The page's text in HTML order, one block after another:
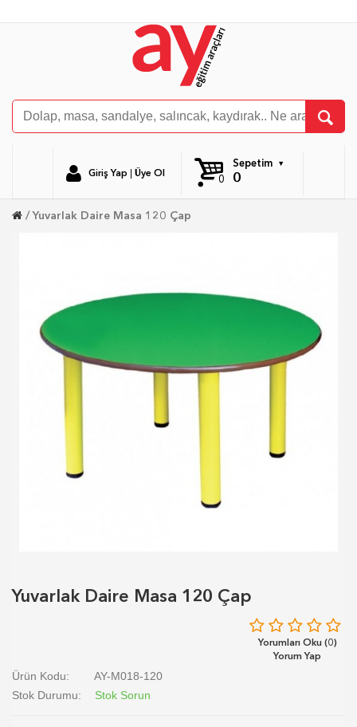
Giriş Yap Üye Ol
Sepetim
0
0
Yuvarlak Daire Masa 120 Çap
Yuvarlak Daire Masa 120 Çap
Yorumları Oku (0)
Yorum Yap
Ürün Kodu:
AY-M018-120
Stok Durumu:
Stok Sorun